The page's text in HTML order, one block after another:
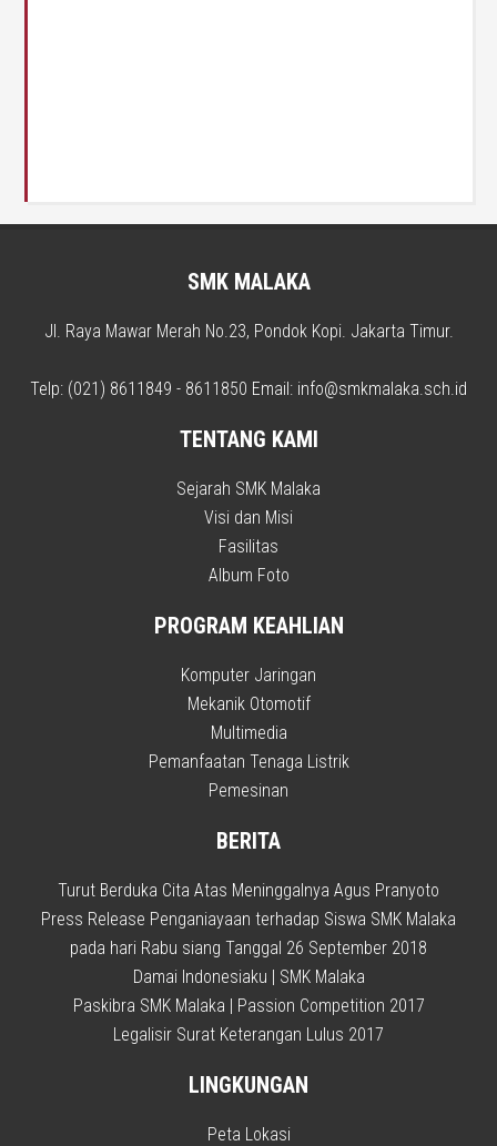
SMK MALAKA
Jl. Raya Mawar Merah No.23, Pondok Kopi. Jakarta Timur.
Telp: (021) 8611849 - 8611850 Email: info@smkmalaka.sch.id
TENTANG KAMI
Sejarah SMK Malaka
Visi dan Misi
Fasilitas
Album Foto
PROGRAM KEAHLIAN
Komputer Jaringan
Mekanik Otomotif
Multimedia
Pemanfaatan Tenaga Listrik
Pemesinan
BERITA
Turut Berduka Cita Atas Meninggalnya Agus Pranyoto
Press Release Penganiayaan terhadap Siswa SMK Malaka
pada hari Rabu siang Tanggal 26 September 2018
Damai Indonesiaku | SMK Malaka
Paskibra SMK Malaka | Passion Competition 2017
Legalisir Surat Keterangan Lulus 2017
LINGKUNGAN
Peta Lokasi